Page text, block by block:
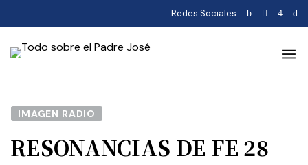
Redes Sociales
IMAGEN RADIO
RESONANCIAS DE FE 28